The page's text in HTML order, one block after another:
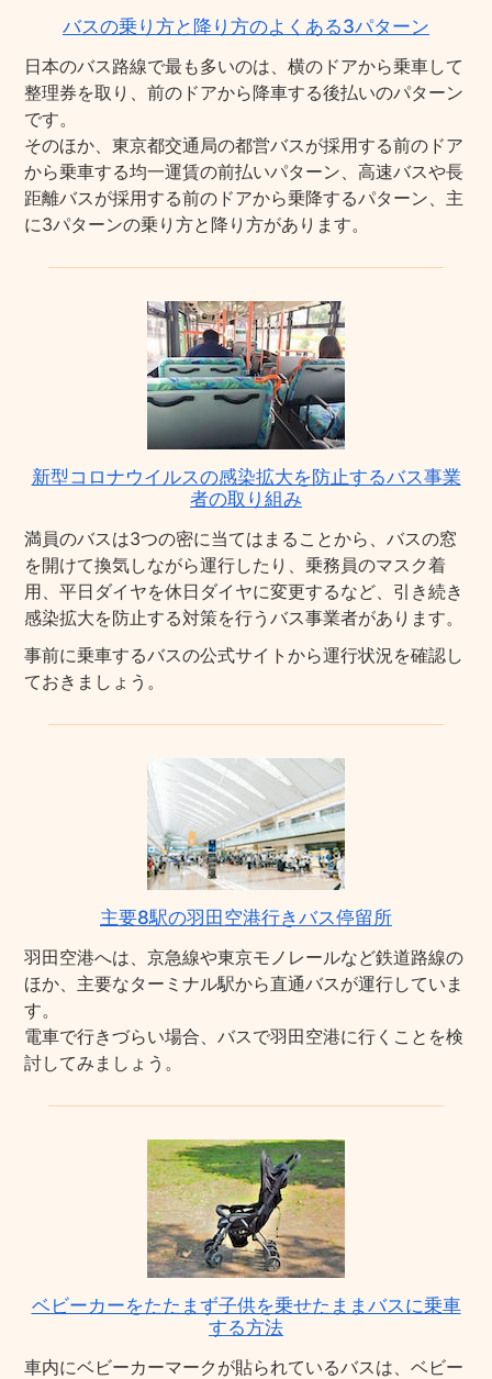
バスの乗り方と降り方のよくある3パターン
日本のバス路線で最も多いのは、横のドアから乗車して
整理券を取り、前のドアから降車する後払いのパターン
です。
そのほか、東京都交通局の都営バスが採用する前のドア
から乗車する均一運賃の前払いパターン、高速バスや長
距離バスが採用する前のドアから乗降するパターン、主
に3パターンの乗り方と降り方があります。
新型コロナウイルスの感染拡大を防止するバス事業
者の取り組み
満員のバスは3つの密に当てはまることから、バスの窓
を開けて換気しながら運行したり、乗務員のマスク着
用、平日ダイヤを休日ダイヤに変更するなど、引き続き
感染拡大を防止する対策を行うバス事業者があります。
事前に乗車するバスの公式サイトから運行状況を確認し
ておきましょう。
主要8駅の羽田空港行きバス停留所
羽田空港へは、京急線や東京モノレールなど鉄道路線の
ほか、主要なターミナル駅から直通バスが運行していま
す。
電車で行きづらい場合、バスで羽田空港に行くことを検
討してみましょう。
ベビーカーをたたまず子供を乗せたままバスに乗車
する方法
車内にベビーカーマークが貼られているバスは、ベビー